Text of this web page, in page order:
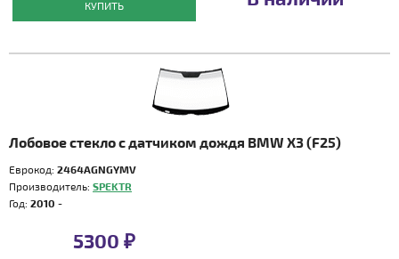
КУПИТЬ
Лобовое стекло с датчиком дождя BMW X3 (F25)
Еврокод: 2464AGNGYMV
Производитель: SPEKTR
Год: 2010 -
5300 ₽